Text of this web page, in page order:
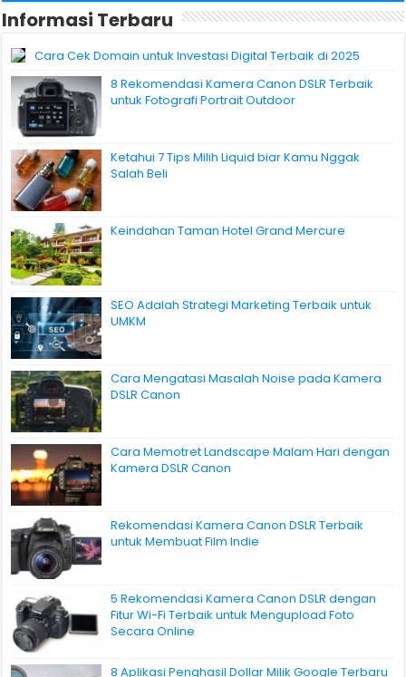
Informasi Terbaru
Cara Cek Domain untuk Investasi Digital Terbaik di 2025
8 Rekomendasi Kamera Canon DSLR Terbaik
untuk Fotografi Portrait Outdoor
Ketahui 7 Tips Milih Liquid biar Kamu Nggak
Salah Beli
Keindahan Taman Hotel Grand Mercure
SEO Adalah Strategi Marketing Terbaik untuk
UMKM
Cara Mengatasi Masalah Noise pada Kamera
DSLR Canon
Cara Memotret Landscape Malam Hari dengan
Kamera DSLR Canon
Rekomendasi Kamera Canon DSLR Terbaik
untuk Membuat Film Indie
5 Rekomendasi Kamera Canon DSLR dengan
Fitur Wi-Fi Terbaik untuk Mengupload Foto
Secara Online
8 Aplikasi Penghasil Dollar Milik Google Terbaru